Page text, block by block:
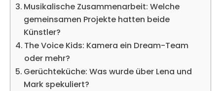
Musikalische Zusammenarbeit: Welche
gemeinsamen Projekte hatten beide
Künstler?
The Voice Kids: Kamera ein Dream-Team
oder mehr?
Gerüchteküche: Was wurde über Lena und
Mark spekuliert?